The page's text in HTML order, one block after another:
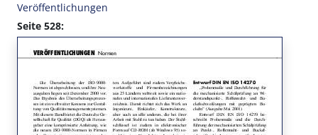
Veröffentlichungen
Seite 528: